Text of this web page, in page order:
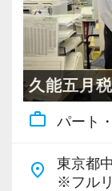
・相続／事
＜成長中の税
・全国14拠
・従業員240
・会計・税
久能五月
work_outline パート
place
東京都
※フル